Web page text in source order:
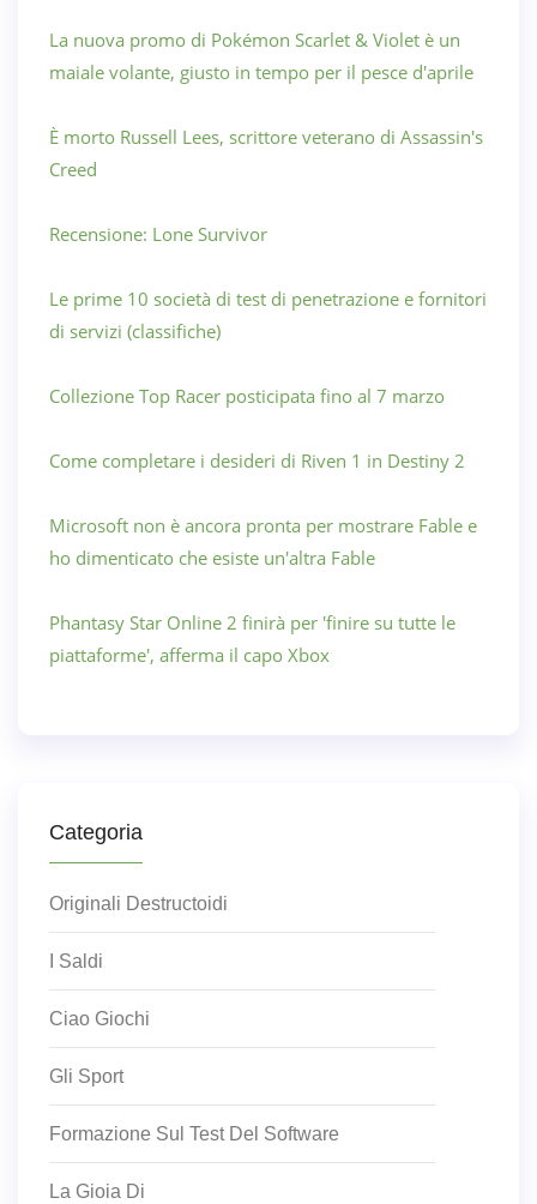
La nuova promo di Pokémon Scarlet & Violet è un
maiale volante, giusto in tempo per il pesce d'aprile
È morto Russell Lees, scrittore veterano di Assassin's
Creed
Recensione: Lone Survivor
Le prime 10 società di test di penetrazione e fornitori
di servizi (classifiche)
Collezione Top Racer posticipata fino al 7 marzo
Come completare i desideri di Riven 1 in Destiny 2
Microsoft non è ancora pronta per mostrare Fable e
ho dimenticato che esiste un'altra Fable
Phantasy Star Online 2 finirà per 'finire su tutte le
piattaforme', afferma il capo Xbox
Categoria
Originali Destructoidi
I Saldi
Ciao Giochi
Gli Sport
Formazione Sul Test Del Software
La Gioia Di